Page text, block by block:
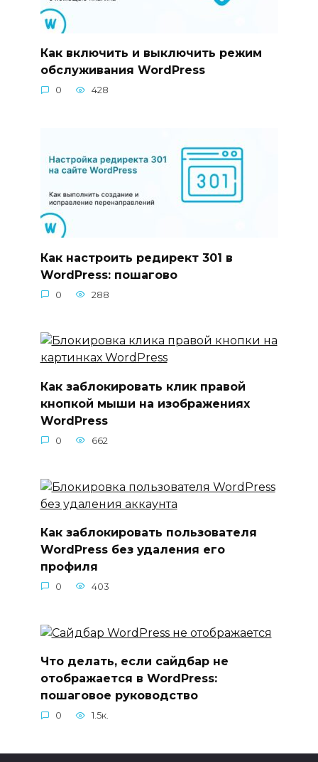
Как включить и выключить режим
обслуживания WordPress
0 428
Как настроить редирект 301 в
WordPress: пошагово
0 288
Как заблокировать клик правой
кнопкой мыши на изображениях
WordPress
0 662
Как заблокировать пользователя
WordPress без удаления его
профиля
0 403
Что делать, если сайдбар не
отображается в WordPress:
пошаговое руководство
0 1.5к.